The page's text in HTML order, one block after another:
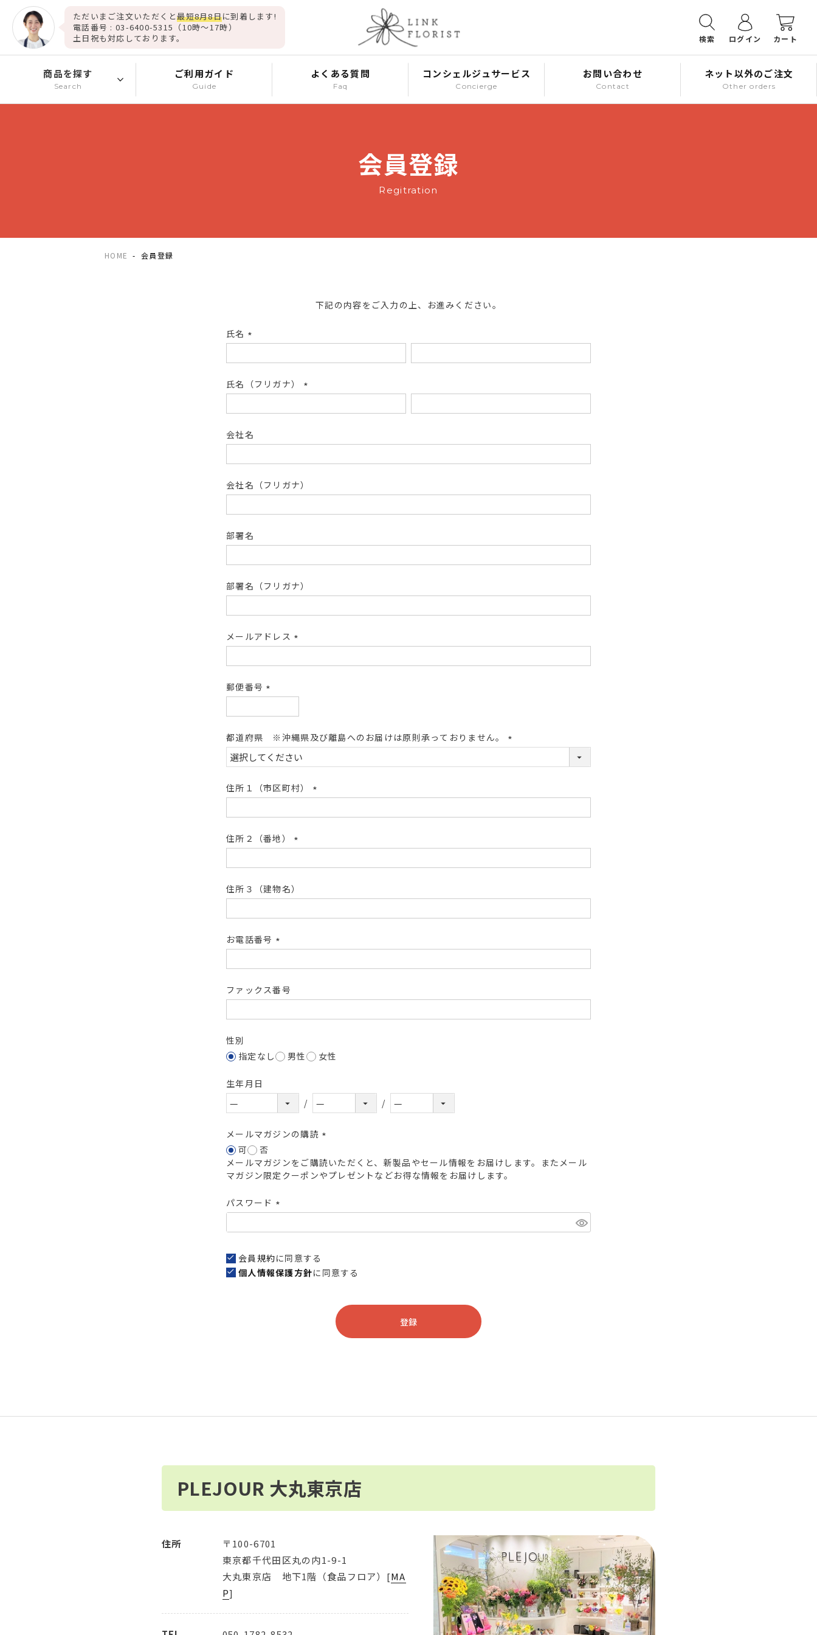
検索 ログイン カート
ただいまご注文いただくと最短8月8日に到着します!
電話番号 : 03-6400-5315（10時～17時）
土日祝も対応しております。
商品を探す
Search
ご利用ガイド
Guide
よくある質問
Faq
コンシェルジュサービス
Concierge
お問い合わせ
Contact
ネット以外のご注文
Other orders
会員登録
Regitration
HOME 会員登録
下記の内容をご入力の上、お進みください。
氏名
須)
氏名（フリガナ）
須)
会社名
会社名（フリガナ）
部署名
部署名（フリガナ）
メールアドレス
須)
郵便番号
須)
都道府県 ※沖縄県及び離島へのお届けは原則承っておりません。
須)
住所１（市区町村）
須)
住所２（番地）
須)
住所３（建物名）
お電話番号
須)
ファックス番号
性別
指定なし
男性 女性
生年月日
メールマガジンの購読
須)
可
否
メールマガジンをご購読いただくと、新製品やセール情報をお届けします。またメール
マガジン限定クーポンやプレゼントなどお得な情報をお届けします。
パスワード
須)
会員規約に同意する
個人情報保護方針に同意する
登録
PLEJOUR 大丸東京店
住所
〒100-6701
東京都千代田区丸の内1-9-1
大丸東京店 地下1階（食品フロア）[MA
P]